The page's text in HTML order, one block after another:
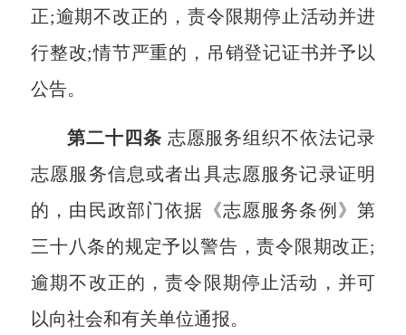
正;逾期不改正的，责令限期停止活动并进
行整改;情节严重的，吊销登记证书并予以
公告。
第二十四条 志愿服务组织不依法记录
志愿服务信息或者出具志愿服务记录证明
的，由民政部门依据《志愿服务条例》第
三十八条的规定予以警告，责令限期改正;
逾期不改正的，责令限期停止活动，并可
以向社会和有关单位通报。